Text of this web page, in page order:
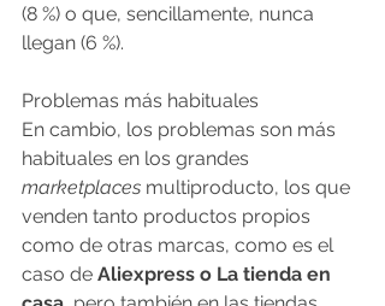
(8 %) o que, sencillamente, nunca
llegan (6 %).
Problemas más habituales
En cambio, los problemas son más
habituales en los grandes
marketplaces multiproducto, los que
venden tanto productos propios
como de otras marcas, como es el
caso de Aliexpress o La tienda en